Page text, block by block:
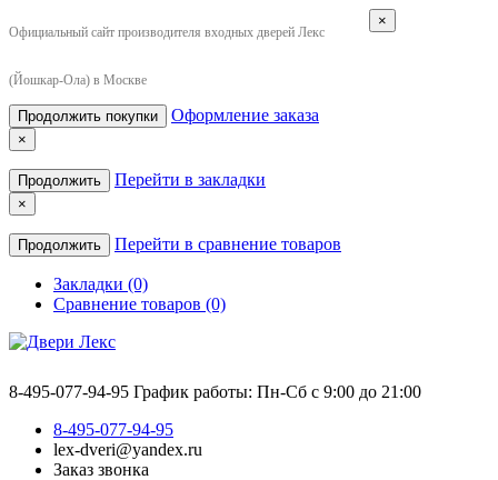
Официальный сайт производителя входных дверей Лекс
(Йошкар-Ола) в Москве
×
Продолжить покупки Оформление заказа
×
Продолжить Перейти в закладки
×
Продолжить Перейти в сравнение товаров
Закладки (0)
Сравнение товаров (0)
8-495-077-94-95 График работы: Пн-Сб с 9:00 до 21:00
8-495-077-94-95
lex-dveri@yandex.ru
Заказ звонка